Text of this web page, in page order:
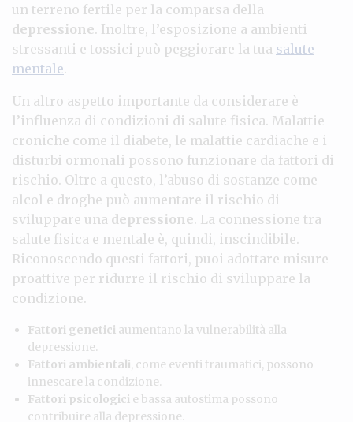
un terreno fertile per la comparsa della
depressione. Inoltre, l’esposizione a ambienti
stressanti e tossici può peggiorare la tua salute
mentale.
Un altro aspetto importante da considerare è
l’influenza di condizioni di salute fisica. Malattie
croniche come il diabete, le malattie cardiache e i
disturbi ormonali possono funzionare da fattori di
rischio. Oltre a questo, l’abuso di sostanze come
alcol e droghe può aumentare il rischio di
sviluppare una depressione. La connessione tra
salute fisica e mentale è, quindi, inscindibile.
Riconoscendo questi fattori, puoi adottare misure
proattive per ridurre il rischio di sviluppare la
condizione.
Fattori genetici aumentano la vulnerabilità alla
depressione.
Fattori ambientali, come eventi traumatici, possono
innescare la condizione.
Fattori psicologici e bassa autostima possono
contribuire alla depressione.